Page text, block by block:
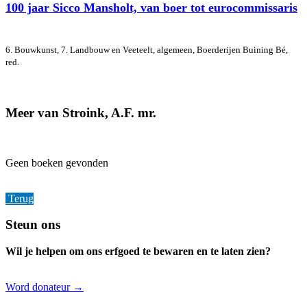
100 jaar Sicco Mansholt, van boer tot eurocommissaris
6. Bouwkunst, 7. Landbouw en Veeteelt, algemeen, Boerderijen Buining Bé,
red.
Meer van Stroink, A.F. mr.
Geen boeken gevonden
Terug
Footer
Steun ons
Wil je helpen om ons erfgoed te bewaren en te laten zien?
Word donateur →